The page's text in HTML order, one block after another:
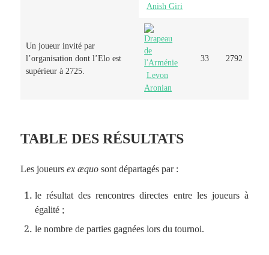
Anish Giri
Un joueur invité par
l’organisation dont l’Elo est
supérieur à 2725.
Levon
Aronian
33 2792
TABLE DES RÉSULTATS
Les joueurs ex æquosont départagés par :
le résultat des rencontres directes entre les joueurs à
égalité ;
le nombre de parties gagnées lors du tournoi.